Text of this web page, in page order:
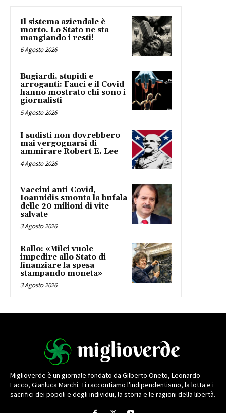
Il sistema aziendale è
morto. Lo Stato ne sta
mangiando i resti!
6 Agosto 2026
Bugiardi, stupidi e
arroganti: Fauci e il Covid
hanno mostrato chi sono i
giornalisti
5 Agosto 2026
I sudisti non dovrebbero
mai vergognarsi di
ammirare Robert E. Lee
4 Agosto 2026
Vaccini anti-Covid,
Ioannidis smonta la bufala
delle 20 milioni di vite
salvate
3 Agosto 2026
Rallo: «Milei vuole
impedire allo Stato di
finanziare la spesa
stampando moneta»
3 Agosto 2026
Miglioverde è un giornale fondato da Gilberto Oneto, Leonardo
Facco, Gianluca Marchi. Ti raccontiamo l'indipendentismo, la lotta e i
sacrifici dei popoli e degli individui, la storia e le ragioni della libertà.